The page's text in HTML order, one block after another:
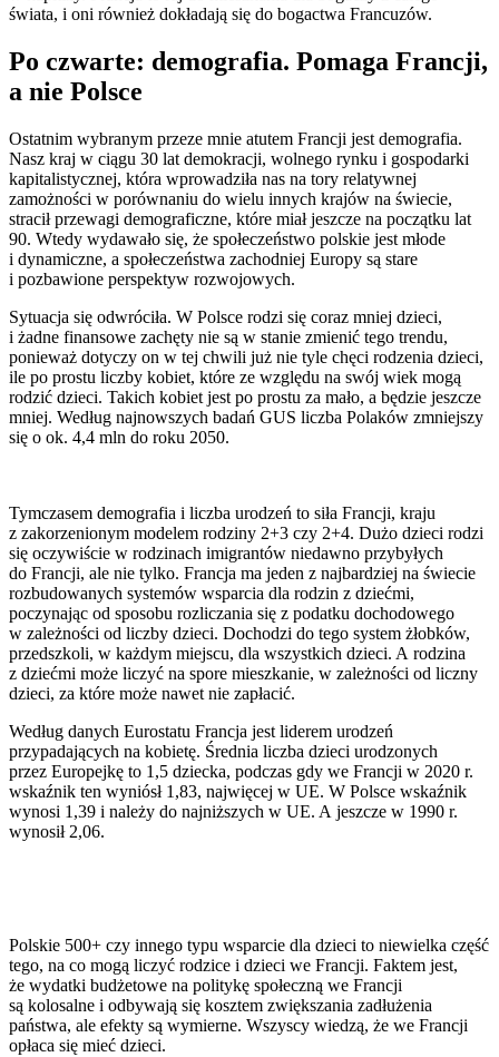
świata, i oni również dokładają się do bogactwa Francuzów.
Po czwarte: demografia. Pomaga Francji,
a nie Polsce
Ostatnim wybranym przeze mnie atutem Francji jest demografia.
Nasz kraj w ciągu 30 lat demokracji, wolnego rynku i gospodarki
kapitalistycznej, która wprowadziła nas na tory relatywnej
zamożności w porównaniu do wielu innych krajów na świecie,
stracił przewagi demograficzne, które miał jeszcze na początku lat
90. Wtedy wydawało się, że społeczeństwo polskie jest młode
i dynamiczne, a społeczeństwa zachodniej Europy są stare
i pozbawione perspektyw rozwojowych.
Sytuacja się odwróciła. W Polsce rodzi się coraz mniej dzieci,
i żadne finansowe zachęty nie są w stanie zmienić tego trendu,
ponieważ dotyczy on w tej chwili już nie tyle chęci rodzenia dzieci,
ile po prostu liczby kobiet, które ze względu na swój wiek mogą
rodzić dzieci. Takich kobiet jest po prostu za mało, a będzie jeszcze
mniej. Według najnowszych badań GUS liczba Polaków zmniejszy
się o ok. 4,4 mln do roku 2050.
Tymczasem demografia i liczba urodzeń to siła Francji, kraju
z zakorzenionym modelem rodziny 2+3 czy 2+4. Dużo dzieci rodzi
się oczywiście w rodzinach imigrantów niedawno przybyłych
do Francji, ale nie tylko. Francja ma jeden z najbardziej na świecie
rozbudowanych systemów wsparcia dla rodzin z dziećmi,
poczynając od sposobu rozliczania się z podatku dochodowego
w zależności od liczby dzieci. Dochodzi do tego system żłobków,
przedszkoli, w każdym miejscu, dla wszystkich dzieci. A rodzina
z dziećmi może liczyć na spore mieszkanie, w zależności od liczny
dzieci, za które może nawet nie zapłacić.
Według danych Eurostatu Francja jest liderem urodzeń
przypadających na kobietę. Średnia liczba dzieci urodzonych
przez Europejkę to 1,5 dziecka, podczas gdy we Francji w 2020 r.
wskaźnik ten wyniósł 1,83, najwięcej w UE. W Polsce wskaźnik
wynosi 1,39 i należy do najniższych w UE. A jeszcze w 1990 r.
wynosił 2,06.
Polskie 500+ czy innego typu wsparcie dla dzieci to niewielka część
tego, na co mogą liczyć rodzice i dzieci we Francji. Faktem jest,
że wydatki budżetowe na politykę społeczną we Francji
są kolosalne i odbywają się kosztem zwiększania zadłużenia
państwa, ale efekty są wymierne. Wszyscy wiedzą, że we Francji
opłaca się mieć dzieci.